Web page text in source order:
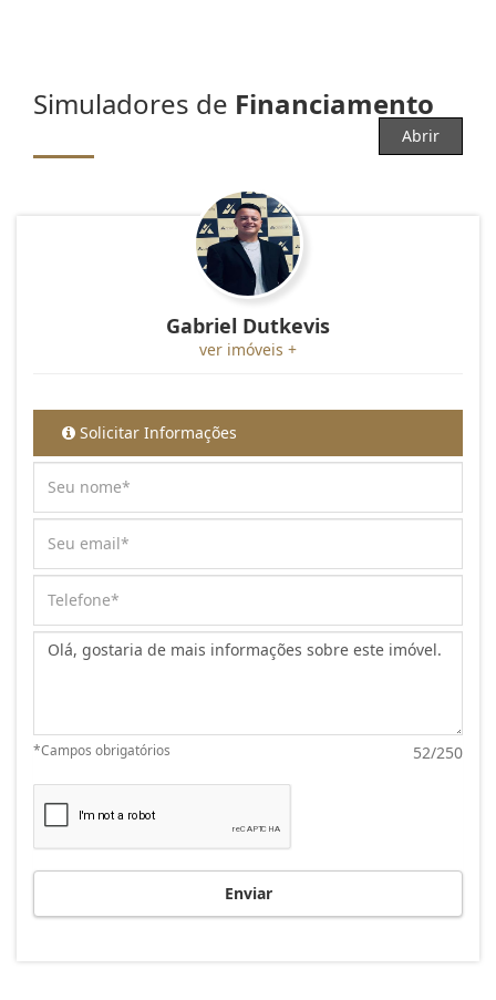
Simuladores de Financiamento
Abrir
Gabriel Dutkevis
ver imóveis +
Solicitar Informações
Mensagem:
52/250
*Campos obrigatórios
Enviar